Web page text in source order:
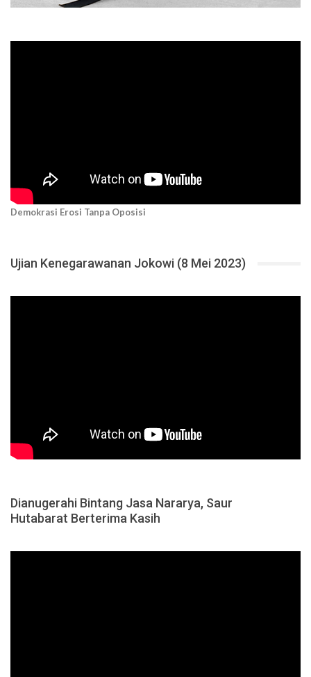
Demokrasi Erosi Tanpa Oposisi
Ujian Kenegarawanan Jokowi (8 Mei 2023)
Dianugerahi Bintang Jasa Nararya, Saur
Hutabarat Berterima Kasih